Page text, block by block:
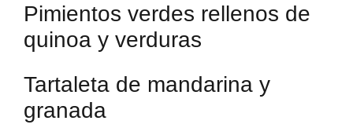
Pimientos verdes rellenos de
quinoa y verduras
Tartaleta de mandarina y
granada